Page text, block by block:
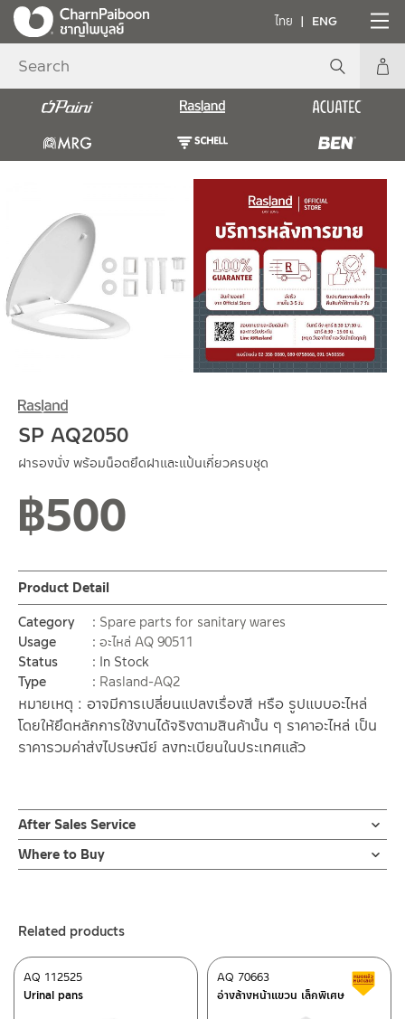
ไทย ENG
SP AQ2050
ฝารองนั่ง พร้อมน็อตยึดฝาและแป้นเกี่ยวครบชุด
฿500
Product Detail
Category
Spare parts for sanitary wares
Usage
อะไหล่ AQ 90511
Status
In Stock
Type
Rasland-AQ2
หมายเหตุ : อาจมีการเปลี่ยนแปลงเรื่องสี หรือ รูปแบบอะไหล่
โดยให้ยึดหลักการใช้งานได้จริงตามสินค้านั้น ๆ ราคาอะไหล่ เป็น
ราคารวมค่าส่งไปรษณีย์ ลงทะเบียนในประเทศแล้ว
After Sales Service
Online Platform
– Email: contact@charnpaiboon.com
Where to Buy
– Shopee
–Lazada
ติดต่อพนักงานขาย / Contact Sales Staff
Related products
Urinal pans
AQ 112525
อ่างล้างหน้าแขวน เล็กพิเศษ
AQ 70663